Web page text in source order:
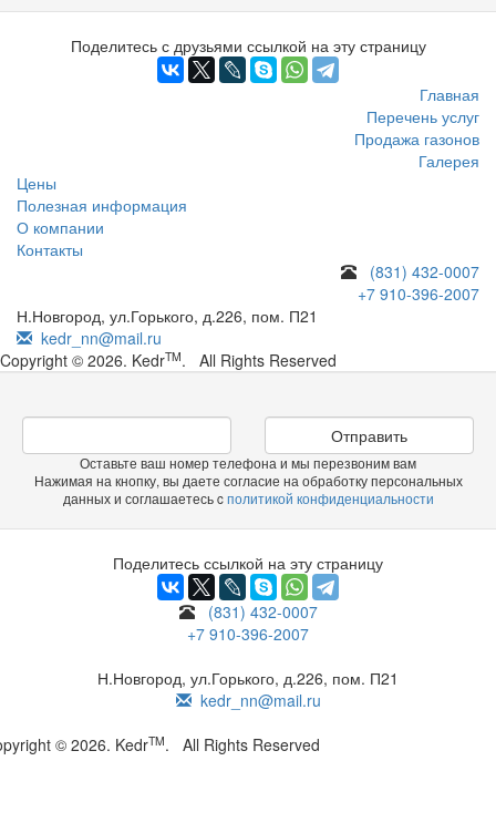
Поделитесь с друзьями ссылкой на эту страницу
Главная
Перечень услуг
Продажа газонов
Галерея
Цены
Полезная информация
О компании
Контакты
(831) 432-0007
+7 910-396-2007
Н.Новгород, ул.Горького, д.226, пом. П21
kedr_nn@mail.ru
Copyright © 2026. KedrTM. All Rights Reserved
Отправить
Оставьте ваш номер телефона и мы перезвоним вам
Нажимая на кнопку, вы даете согласие на обработку персональных
данных и соглашаетесь cполитикой конфиденциальности
Поделитесь ссылкой на эту страницу
(831) 432-0007
+7 910-396-2007
Н.Новгород, ул.Горького, д.226, пом. П21
kedr_nn@mail.ru
© 2026. KedrTM. All Rights Reserved